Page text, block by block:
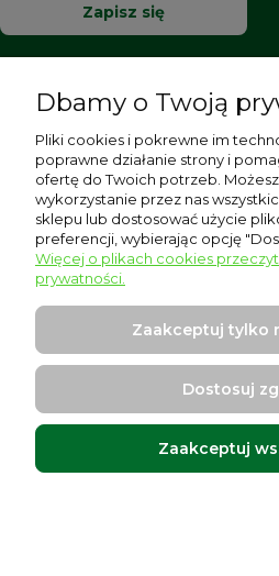
Zapisz się
Moje konto
Płatności i dostawa
Informacje
Warszawska 17, 96-
Projekt i wykonanie:
Dbamy o Twoją
Pliki cookies i pokrewne im
poprawne działanie strony i
ofertę do Twoich potrzeb.
wykorzystanie przez nas
sklepu lub dostosować użycie
preferencji, wybierając opcję
Więcej o plikach cookies
prywatności.
Zaakceptuj tylko
Dostosuj
Zaakceptuj